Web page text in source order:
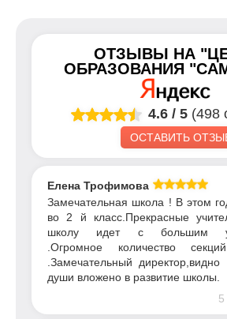
ОТЗЫВЫ НА
ОБРАЗОВАНИЯ
4.6 / 5 (498
ОСТАВИТЬ
Елена Трофимова
Замечательная школа ! В этом
во 2 й класс.Прекрасные
школу идет с большим удовольствием
.Огромное количество
.Замечательный
души вложено в развитие школы.